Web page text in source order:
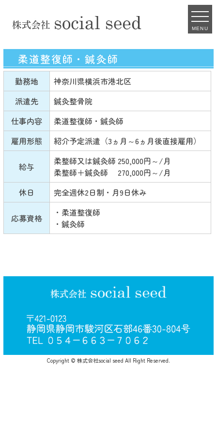
MENU
柔道整復師・鍼灸師
勤務地
神奈川県横浜市港北区
派遣先
鍼灸整骨院
仕事内容
柔道整復師・鍼灸師
雇用形態
紹介予定派遣（3ヵ月～6ヵ月後直接雇用）
給与
柔整師又は鍼灸師 250,000円～/月
柔整師＋鍼灸師 270,000円～/月
休日
完全週休2日制・月9日休み
応募資格
・柔道整復師
・鍼灸師
Copyright © 株式会社social seed All Right Reserved.